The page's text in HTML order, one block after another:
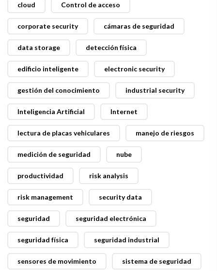
cloud Control de acceso
corporate security cámaras de seguridad
data storage detección física
edificio inteligente electronic security
gestión del conocimiento industrial security
Inteligencia Artificial Internet
lectura de placas vehiculares manejo de riesgos
medición de seguridad nube
productividad risk analysis
risk management security data
seguridad seguridad electrónica
seguridad física seguridad industrial
sensores de movimiento sistema de seguridad